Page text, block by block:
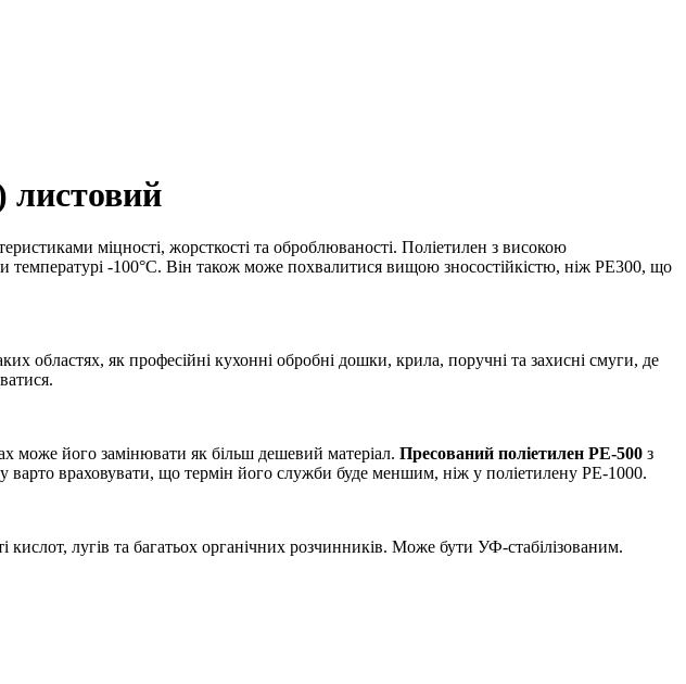
листовий
міцності, жорсткості та оброблюваності. Поліетилен з високою
-100°C. Він також може похвалитися вищою зносостійкістю, ніж PE300, що
областях, як професійні кухонні обробні дошки, крила, поручні та захисні смуги, де
може його замінювати як більш дешевий матеріал. Пресований поліетилен PE-500 з
варто враховувати, що термін його служби буде меншим, ніж у поліетилену PE-1000.
кислот, лугів та багатьох органічних розчинників. Може бути УФ-стабілізованим.